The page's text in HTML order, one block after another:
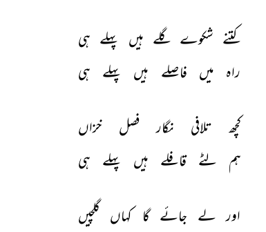
کتنے شکوے گلے ہیں پہلے ہی
راہ
میں فاصلے ہیں پہلے ہی
کچھ تلافی نگار فصل
خزاں
ہم
لٹے قافلے ہیں پہلے ہی
اور لے جائے گا کہاں گلچیں